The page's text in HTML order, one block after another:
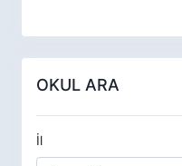
OKUL ARA
İl